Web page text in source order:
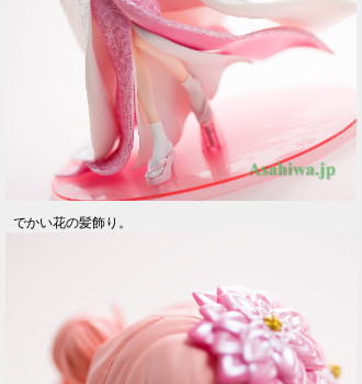
でかい花の髪飾り。